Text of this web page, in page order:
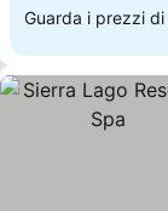
Guarda i prezzi di